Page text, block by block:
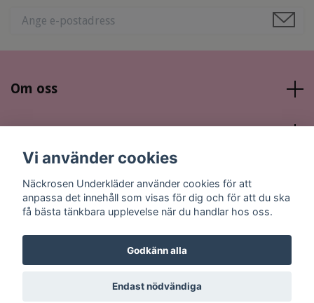
Om oss
Sociala medier
© 2026 Näckrosen Underkläder
Vi använder cookies
Näckrosen Underkläder använder cookies för att
anpassa det innehåll som visas för dig och för att du ska
få bästa tänkbara upplevelse när du handlar hos oss.
Godkänn alla
Endast nödvändiga